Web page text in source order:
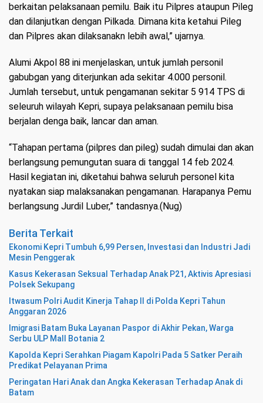
berkaitan pelaksanaan pemilu. Baik itu Pilpres ataupun Pileg
dan dilanjutkan dengan Pilkada. Dimana kita ketahui Pileg
dan Pilpres akan dilaksanakn lebih awal,” ujarnya.
Alumi Akpol 88 ini menjelaskan, untuk jumlah personil
gabubgan yang diterjunkan ada sekitar 4.000 personil.
Jumlah tersebut, untuk pengamanan sekitar 5 914 TPS di
seleuruh wilayah Kepri, supaya pelaksanaan pemilu bisa
berjalan denga baik, lancar dan aman.
“Tahapan pertama (pilpres dan pileg) sudah dimulai dan akan
berlangsung pemungutan suara di tanggal 14 feb 2024.
Hasil kegiatan ini, diketahui bahwa seluruh personel kita
nyatakan siap malaksanakan pengamanan. Harapanya Pemu
berlangsung Jurdil Luber,” tandasnya.(Nug)
Berita Terkait
Ekonomi Kepri Tumbuh 6,99 Persen, Investasi dan Industri Jadi
Mesin Penggerak
Kasus Kekerasan Seksual Terhadap Anak P21, Aktivis Apresiasi
Polsek Sekupang
Itwasum Polri Audit Kinerja Tahap II di Polda Kepri Tahun
Anggaran 2026
Imigrasi Batam Buka Layanan Paspor di Akhir Pekan, Warga
Serbu ULP Mall Botania 2
Kapolda Kepri Serahkan Piagam Kapolri Pada 5 Satker Peraih
Predikat Pelayanan Prima
Peringatan Hari Anak dan Angka Kekerasan Terhadap Anak di
Batam